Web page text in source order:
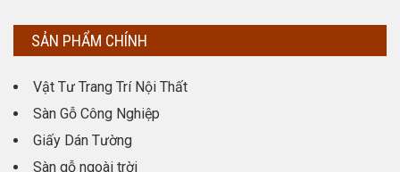
SẢN PHẨM CHÍNH
Vật Tư Trang Trí Nội Thất
Sàn Gỗ Công Nghiệp
Giấy Dán Tường
Sàn gỗ ngoài trời